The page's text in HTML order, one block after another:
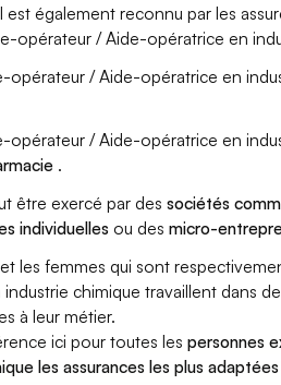
est également reconnu par les
opérateur / Aide-opératrice en
opérateur / Aide-opératrice en
opérateur / Aide-opératrice en
.
être exercé par dessociétés
individuelles ou desmicro-
les femmes qui sont
chimique travaillent dans
à leur métier.
ici pour toutes lespersonnes
les assurances les plus